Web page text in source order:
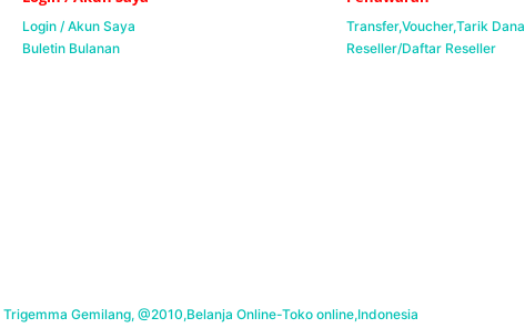
Login / Akun Saya
Buletin Bulanan
Transfer,Voucher,Tarik Dana
Reseller/Daftar Reseller
Trigemma Gemilang, @2010,Belanja Online-Toko online,Indonesia